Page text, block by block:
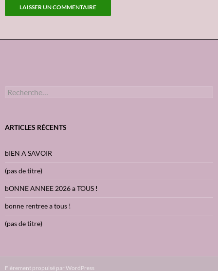
R
e
h
r
:
ARTICLES RÉCENTS
bIEN A SAVOIR
(pas de titre)
bONNE ANNEE 2026 a TOUS !
bonne rentree a tous !
(pas de titre)
Fièrement propulsé par WordPress